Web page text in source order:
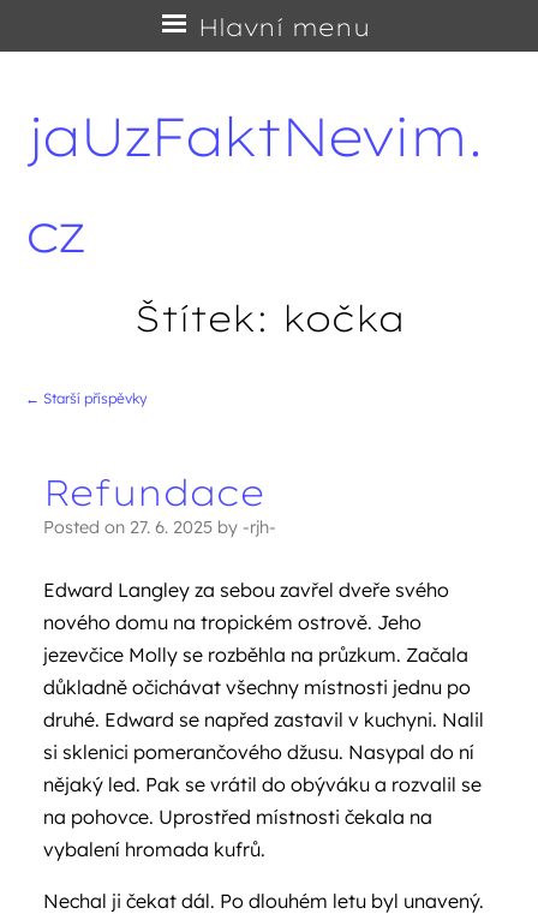
jaUzFaktNevim.
cz
Hlavní menu
na
Štítek: kočka
← Starší příspěvky
Refundace
Posted on 27. 6. 2025 by -rjh-
Edward Langley za sebou zavřel dveře svého
nového domu na tropickém ostrově. Jeho
jezevčice Molly se rozběhla na průzkum. Začala
důkladně očichávat všechny místnosti jednu po
druhé. Edward se napřed zastavil v kuchyni. Nalil
si sklenici pomerančového džusu. Nasypal do ní
nějaký led. Pak se vrátil do obýváku a rozvalil se
na pohovce. Uprostřed místnosti čekala na
vybalení hromada kufrů.
Nechal ji čekat dál. Po dlouhém letu byl unavený.